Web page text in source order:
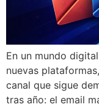
En un mundo
nuevas
canal que sigue
tras año: el email